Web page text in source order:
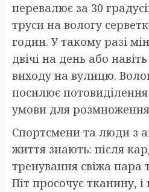
перевалює за 30
труси на вологу
годин. У такому разі
двічі на день або
виходу на вулицю.
посилює потовиділення
умови для розмноження
Спортсмени та люди з
життя знають: після
тренування свіжа пара
Піт просочує тканину,